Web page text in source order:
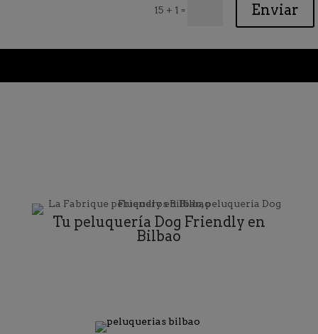
15 + 1 = Enviar
Tu peluquería Dog Friendly en
Bilbao